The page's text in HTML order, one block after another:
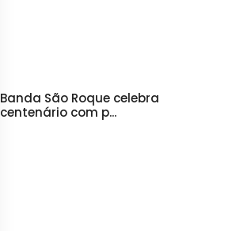
Banda São Roque celebra
centenário com p...